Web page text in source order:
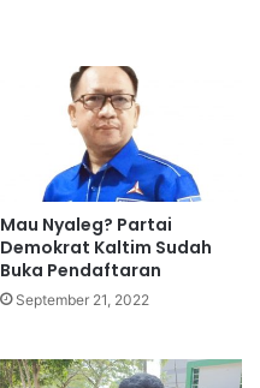
Mau Nyaleg? Partai
Demokrat Kaltim Sudah
Buka Pendaftaran
September 21, 2022